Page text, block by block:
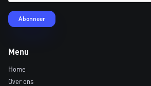
Menu
Home
Over ons